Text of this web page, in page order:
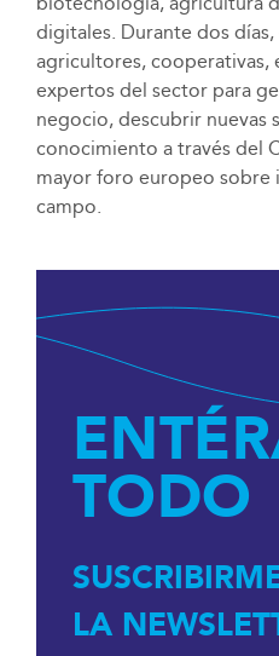
digitales. Durante dos
agricultores, cooperativas,
expertos del sector para
negocio, descubrir nuevas
conocimiento a través del
mayor foro europeo sobre
campo.
TODO
LA